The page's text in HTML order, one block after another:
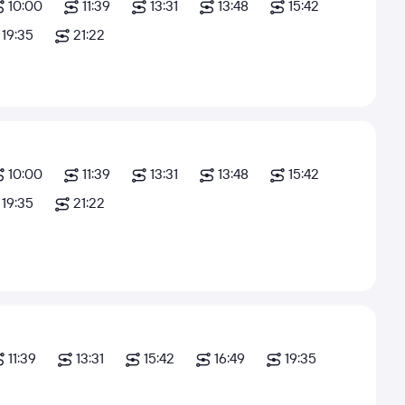
10:00 11:39 13:31 13:48
15:42
19:35 21:22
10:00 11:39 13:31 13:48
15:42
19:35 21:22
11:39 13:31 15:42 16:49
19:35